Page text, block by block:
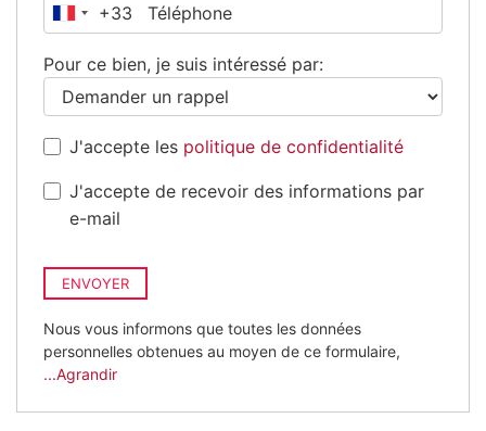
France
+33
Pour ce bien, je suis intéressé par:
J'accepte les politique de confidentialité
J'accepte de recevoir des informations par
e-mail
ENVOYER
Nous vous informons que toutes les données
personnelles obtenues au moyen de ce formulaire,
...Agrandir